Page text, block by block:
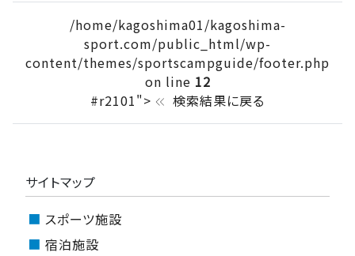
/home/kagoshima01/kagoshima-
sport.com/public_html/wp-
content/themes/sportscampguide/footer.php
on line 12
#r2101"> keyboard_double_arrow_left 検索結果に戻る
サイトマップ
スポーツ施設
宿泊施設